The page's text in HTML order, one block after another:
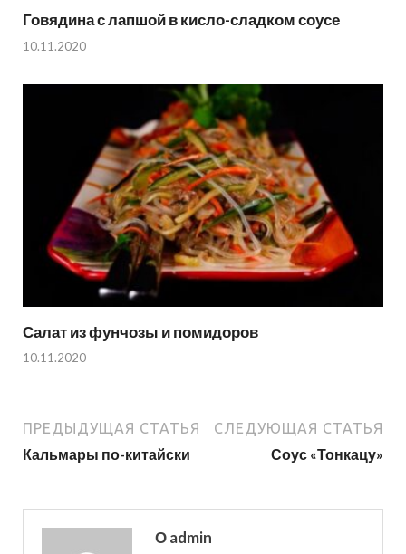
Говядина с лапшой в кисло-сладком соусе
10.11.2020
Салат из фунчозы и помидоров
10.11.2020
ПРЕДЫДУЩАЯ СТАТЬЯ
Кальмары по-китайски
СЛЕДУЮЩАЯ СТАТЬЯ
Соус «Тонкацу»
О admin